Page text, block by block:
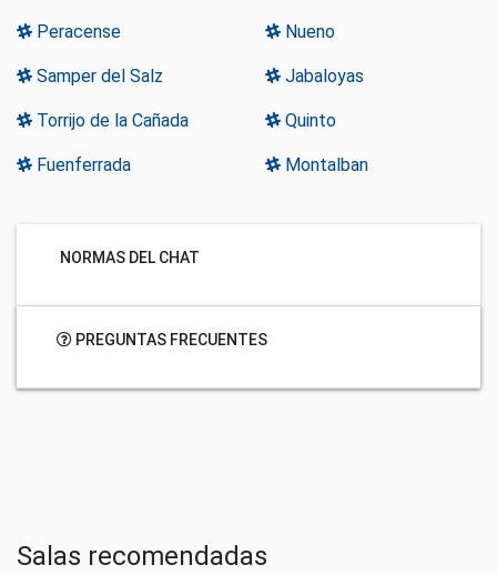
Peracense Nueno
Samper del Salz Jabaloyas
Torrijo de la Cañada Quinto
Fuenferrada Montalban
NORMAS DEL CHAT
PREGUNTAS FRECUENTES
Salas recomendadas